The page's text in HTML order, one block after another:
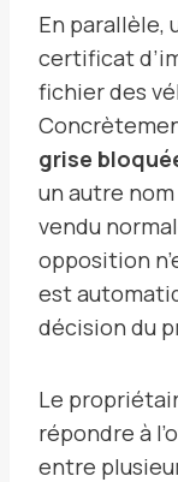
En parallèle,
certificat
fichier des
grise
un autre
vendu
opposition
est
décision du
Le
répondre à
entre